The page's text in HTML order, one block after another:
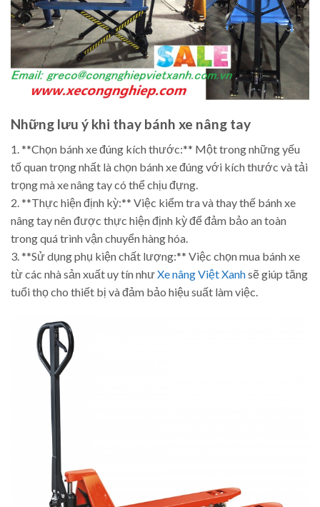
Những lưu ý khi thay bánh xe nâng tay
1. **Chọn bánh xe đúng kích thước:** Một trong những yếu
tố quan trọng nhất là chọn bánh xe đúng với kích thước và tải
trọng mà xe nâng tay có thể chịu đựng.
2. **Thực hiện định kỳ:** Việc kiểm tra và thay thế bánh xe
nâng tay nên được thực hiện định kỳ để đảm bảo an toàn
trong quá trình vận chuyển hàng hóa.
3. **Sử dụng phụ kiện chất lượng:** Việc chọn mua bánh xe
từ các nhà sản xuất uy tín nhưXe nâng Việt Xanhsẽ giúp tăng
tuổi thọ cho thiết bị và đảm bảo hiệu suất làm việc.